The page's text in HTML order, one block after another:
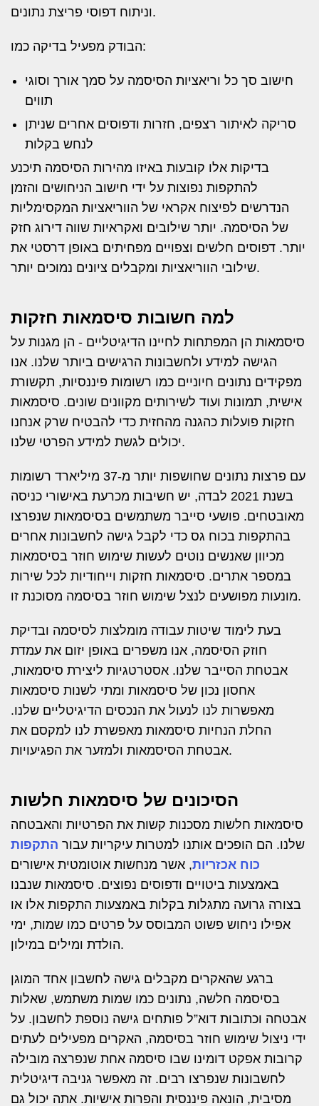
וניתוח דפוסי פריצת נתונים.
הבודק מפעיל בדיקה כמו:
חישוב סך כל וריאציות הסיסמה על סמך אורך וסוגי
תווים
סריקה לאיתור רצפים, חזרות ודפוסים אחרים שניתן
לנחש בקלות
בדיקות אלו קובעות באיזו מהירות הסיסמה תיכנע
להתקפות נפוצות על ידי חישוב הניחושים והזמן
הנדרשים לפיצוח אקראי של הווריאציות המקסימליות
של הסיסמה. יותר שילובים ואקראיות שווה דירוג חזק
יותר. דפוסים חלשים וצפויים מפחיתים באופן דרסטי את
שילובי הווריאציות ומקבלים ציונים נמוכים יותר.
למה חשובות סיסמאות חזקות
סיסמאות הן המפתחות לחיינו הדיגיטליים - הן מגנות על
הגישה למידע ולחשבונות הרגישים ביותר שלנו. אנו
מפקידים נתונים חיוניים כמו רשומות פיננסיות, תקשורת
אישית, תמונות ועוד לשירותים מקוונים שונים. סיסמאות
חזקות פועלות כהגנה מהחזית כדי להבטיח שרק אנחנו
יכולים לגשת למידע הפרטי שלנו.
עם פרצות נתונים שחושפות יותר מ-37 מיליארד רשומות
בשנת 2021 לבדה, יש חשיבות מכרעת באישורי כניסה
מאובטחים. פושעי סייבר משתמשים בסיסמאות שנפרצו
בהתקפות בכוח גס כדי לקבל גישה לחשבונות אחרים
מכיוון שאנשים נוטים לעשות שימוש חוזר בסיסמאות
במספר אתרים. סיסמאות חזקות וייחודיות לכל שירות
מונעות מפושעים לנצל שימוש חוזר בסיסמה מסוכנת זו.
בעת לימוד שיטות עבודה מומלצות לסיסמה ובדיקת
חוזק הסיסמה, אנו משפרים באופן יזום את עמדת
אבטחת הסייבר שלנו. אסטרטגיות ליצירת סיסמאות,
אחסון נכון של סיסמאות ומתי לשנות סיסמאות
מאפשרות לנו לנעול את הנכסים הדיגיטליים שלנו.
החלת הנחיות סיסמאות מאפשרת לנו למקסם את
אבטחת הסיסמאות ולמזער את הפגיעויות.
הסיכונים של סיסמאות חלשות
סיסמאות חלשות מסכנות קשות את הפרטיות והאבטחה
שלנו. הם הופכים אותנו למטרות עיקריות עבור התקפות
כוח אכזריות, אשר מנחשות אוטומטית אישורים
באמצעות ביטויים ודפוסים נפוצים. סיסמאות שנבנו
בצורה גרועה מתגלות בקלות באמצעות התקפות אלו או
אפילו ניחוש פשוט המבוסס על פרטים כמו שמות, ימי
הולדת ומילים במילון.
ברגע שהאקרים מקבלים גישה לחשבון אחד המוגן
בסיסמה חלשה, נתונים כמו שמות משתמש, שאלות
אבטחה וכתובות דוא”ל פותחים גישה נוספת לחשבון. על
ידי ניצול שימוש חוזר בסיסמה, האקרים מפעילים לעתים
קרובות אפקט דומינו שבו סיסמה אחת שנפרצה מובילה
לחשבונות שנפרצו רבים. זה מאפשר גניבה דיגיטלית
מסיבית, הונאה פיננסית והפרות אישיות. אתה יכול גם